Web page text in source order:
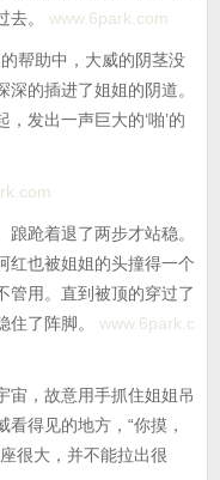
。
www.6park.com
帮助中，大威的阴茎没
的插进了姐姐的阴道。
发出一声巨大的‘啪’的
跄着退了两步才站稳。
红也被姐姐的头撞得一个
管用。直到被顶的穿过了
了阵脚。
www.6park.c
宙，故意用手抓住姐姐吊
得见的地方，“你摸，
很大，并不能拉出很